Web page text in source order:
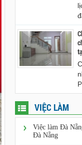
VIỆC LÀM
Việc làm Đà
Đà Nẵng